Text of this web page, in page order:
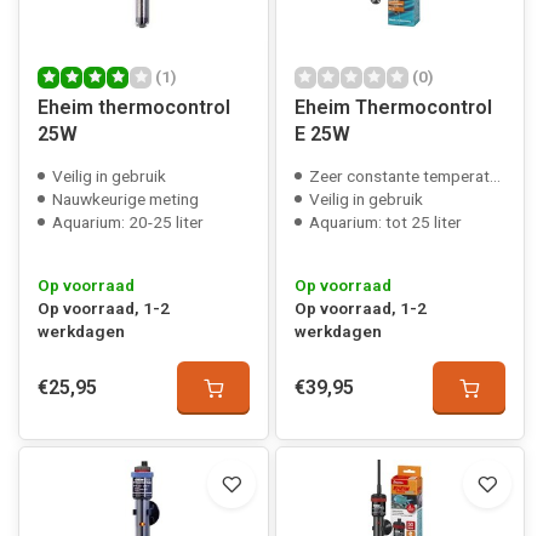
(1)
Eheim thermocontrol
25W
Veilig in gebruik
Nauwkeurige meting
Aquarium: 20-25 liter
Op voorraad
Op voorraad, 1-2
werkdagen
€25,95
(0)
Eheim Thermocontrol
E 25W
Zeer constante temperatuur
Veilig in gebruik
Aquarium: tot 25 liter
Op voorraad
Op voorraad, 1-2
werkdagen
€39,95